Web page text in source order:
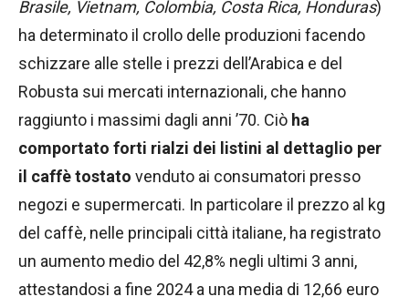
Brasile, Vietnam, Colombia, Costa Rica, Honduras)
ha determinato il crollo delle produzioni facendo
schizzare alle stelle i prezzi dell’Arabica e del
Robusta sui mercati internazionali, che hanno
raggiunto i massimi dagli anni ’70. Ciò ha
comportato forti rialzi dei listini al dettaglio per
il caffè tostato venduto ai consumatori presso
negozi e supermercati. In particolare il prezzo al kg
del caffè, nelle principali città italiane, ha registrato
un aumento medio del 42,8% negli ultimi 3 anni,
attestandosi a fine 2024 a una media di 12,66 euro